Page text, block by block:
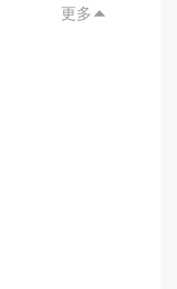
更多 